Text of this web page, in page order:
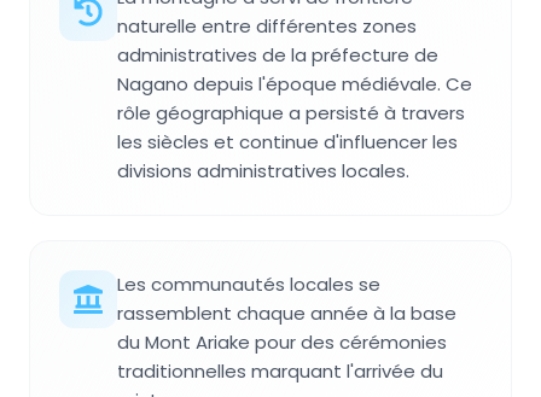
naturelle entre différentes zones
administratives de la préfecture de
Nagano depuis l'époque médiévale. Ce
rôle géographique a persisté à travers
les siècles et continue d'influencer les
divisions administratives locales.
Les communautés locales se
rassemblent chaque année à la base
du Mont Ariake pour des cérémonies
traditionnelles marquant l'arrivée du